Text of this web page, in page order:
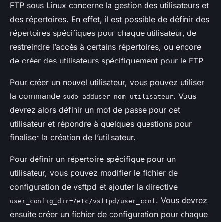
FTP sous Linux concerne la gestion des utilisateurs et
des répertoires. En effet, il est possible de définir des
répertoires spécifiques pour chaque utilisateur, de
restreindre l’accès à certains répertoires, ou encore
de créer des utilisateurs spécifiquement pour le FTP.
Pour créer un nouvel utilisateur, vous pouvez utiliser
la commande sudo adduser nom_utilisateur. Vous
devrez alors définir un mot de passe pour cet
utilisateur et répondre à quelques questions pour
finaliser la création de l’utilisateur.
Pour définir un répertoire spécifique pour un
utilisateur, vous pouvez modifier le fichier de
configuration de vsftpd et ajouter la directive
user_config_dir=/etc/vsftpd/user_conf. Vous devrez
ensuite créer un fichier de configuration pour chaque